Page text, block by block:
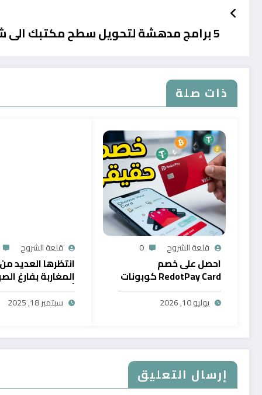
5 برامج مدهشة لتحويل سطح مكتبك الى شكل أنيق
ذات صلة
قلعة الشروح 0
احصل على خصم
RedotPay Card كوبونات
حصرية
يوليو 10, 2026
قلعة الشروح
انتظرها العديد من
المغاربة بفارغ
أول خدمة رقمية
سحب الرصيد من
سبتمبر 18, 2025
إرسال التعليق